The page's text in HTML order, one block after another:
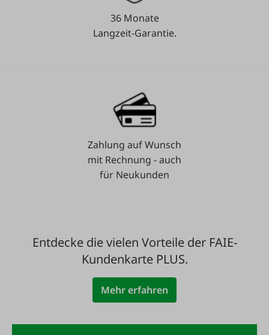
36 Monate
Langzeit-Garantie.
Zahlung auf Wunsch
mit Rechnung - auch
für Neukunden
Entdecke die vielen Vorteile der FAIE-
Kundenkarte PLUS.
Mehr erfahren